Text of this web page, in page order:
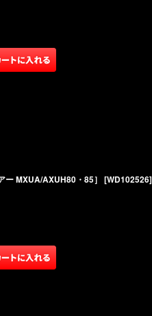
MXUA/AXUH80・85］ [WD102526]